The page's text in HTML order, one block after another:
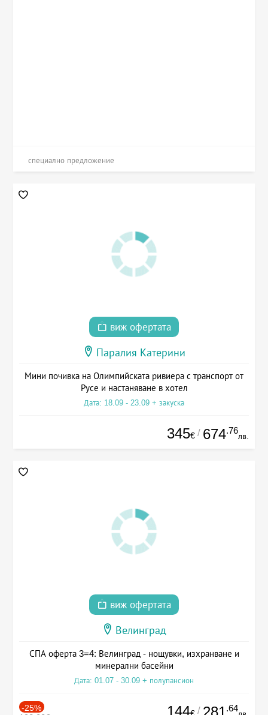
специално предложение
виж офертата
Паралия Катерини
Мини почивка на Олимпийската ривиера с транспорт от
Русе и настаняване в хотел
Дата: 18.09 - 23.09 + закуска
345€ / 674.76
лв.
виж офертата
Велинград
СПА оферта 3=4: Велинград - нощувки, изхранване и
минерални басейни
Дата: 01.07 - 30.09 + полупансион
-25% 144 / 281 .64